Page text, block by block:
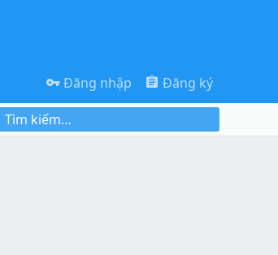
Đăng nhập Đăng ký